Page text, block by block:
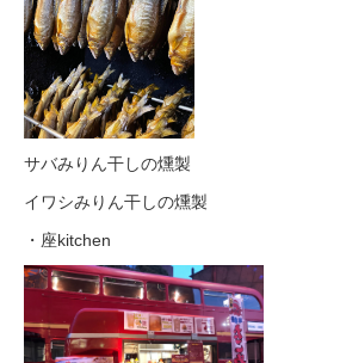
サバみりん干しの燻製
イワシみりん干しの燻製
・座kitchen